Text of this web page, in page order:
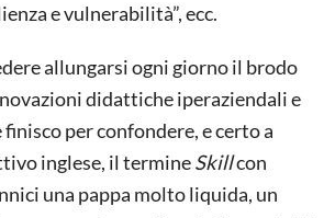
e vulnerabilità”, ecc.
allungarsi ogni giorno il brodo
didattiche iperaziendali e
per confondere, e certo a
inglese, il termineSkillcon
una pappa molto liquida, un